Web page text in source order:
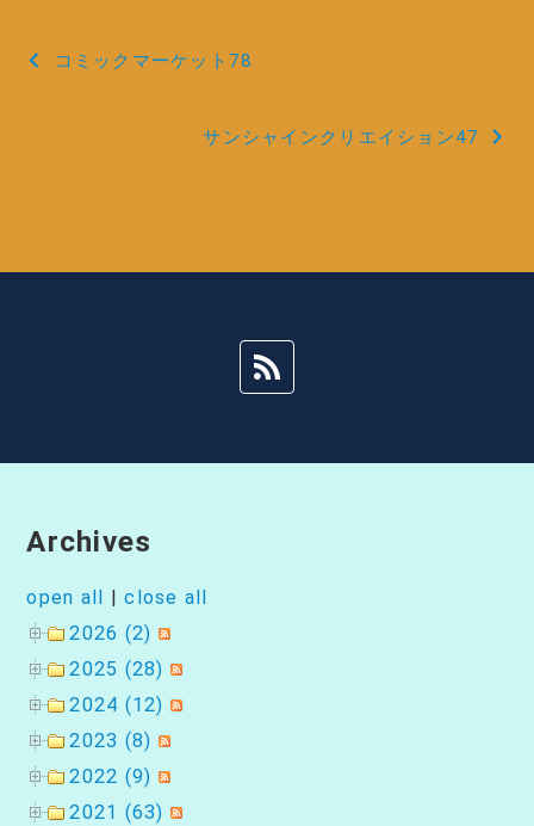
投
コミックマーケット78
サンシャインクリエイション47
Archives
open all |close all
2026 (2)
2025 (28)
2024 (12)
2023 (8)
2022 (9)
2021 (63)